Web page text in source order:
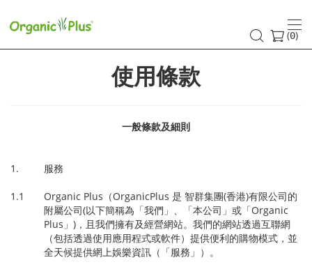
使
用 (0)
使用條款
一般條款及細則
1. 服務
1.1 Organic Plus（OrganicPlus 是 智群集團(香港)有限公司的
附屬公司(以下簡稱為「我們」、「本公司」或「Organic
Plus 」 ) ，且我們擁有及經營網站。我們的網站透過互聯網
（包括透過使用應用程式或軟件）提供便利的購物模式，並
全天候提供網上娛樂資訊（「服務」）。